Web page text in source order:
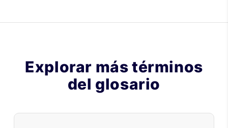
Explorar más términos
del glosario